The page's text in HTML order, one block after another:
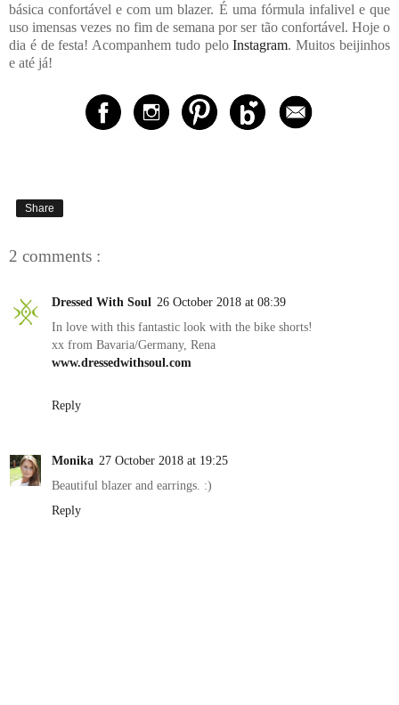
básica confortável e com um blazer. É uma fórmula infalivel e que
uso imensas vezes no fim de semana por ser tão confortável. Hoje o
dia é de festa! Acompanhem tudo peloInstagram. Muitos beijinhos
e até já!
Share
2 comments :
Dressed With Soul 26 October 2018 at 08:39
In love with this fantastic look with the bike shorts!
xx from Bavaria/Germany, Rena
www.dressedwithsoul.com
Reply
Monika 27 October 2018 at 19:25
Beautiful blazer and earrings. :)
Reply